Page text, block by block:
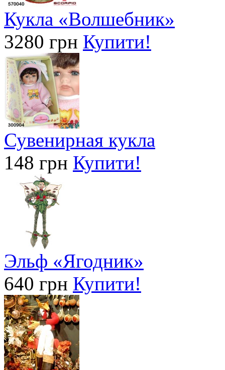
Кукла «Волшебник»
3280 грн Купити!
Сувенирная кукла
148 грн Купити!
Эльф «Ягодник»
640 грн Купити!